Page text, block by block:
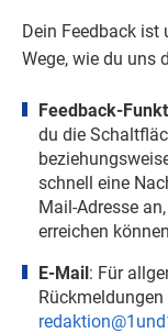
Dein Feedback ist
Wege, wie du uns
Feedback-
du die
schnell eine
Mail-Adresse
erreichen
E-Mail: Für
Rückmeldungen